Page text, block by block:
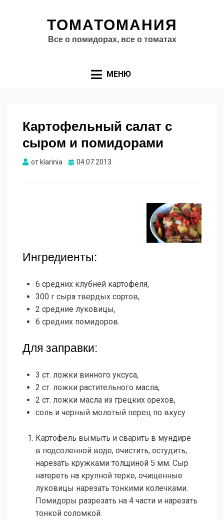
ТОМАТОМАНИЯ
Все о помидорах, все о томатах
МЕНЮ
Картофельный салат с
сыром и помидорами
от klarinia Опубликовано
04.07.2013
Ингредиенты:
6 средних клубней картофеля,
300 г сыра твердых сортов,
2 средние луковицы,
6 средних помидоров.
Для заправки:
3 ст. ложки винного уксуса,
2 ст. ложки растительного масла,
2 ст. ложки масла из грецких орехов,
соль и черный молотый перец по вкусу.
Картофель вымыть и сварить в мундире
в подсоленной воде, очистить, остудить,
нарезать кружками толщиной 5 мм. Сыр
натереть на крупной терке, очищенные
луковицы нарезать тонкими колечками.
Помидоры разрезать на 4 части и нарезать
тонкой соломкой.